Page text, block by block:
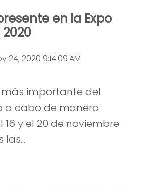
en la Expo
24, 2020 9:14:09 AM
más importante del
a cabo de manera
y el 20 de noviembre.